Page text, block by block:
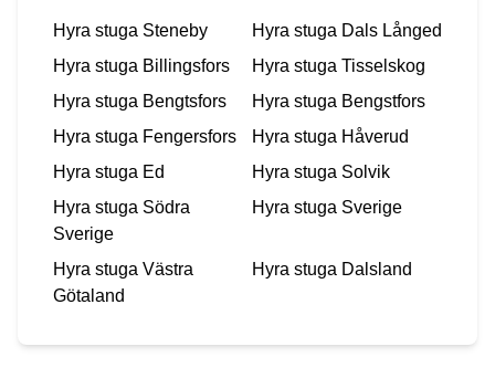
Hyra stuga Steneby Hyra stuga Dals Långed
Hyra stuga Billingsfors Hyra stuga Tisselskog
Hyra stuga Bengtsfors Hyra stuga Bengstfors
Hyra stuga Fengersfors Hyra stuga Håverud
Hyra stuga Ed Hyra stuga Solvik
Hyra stuga Södra
Sverige
Hyra stuga Sverige
Hyra stuga Västra
Götaland
Hyra stuga Dalsland